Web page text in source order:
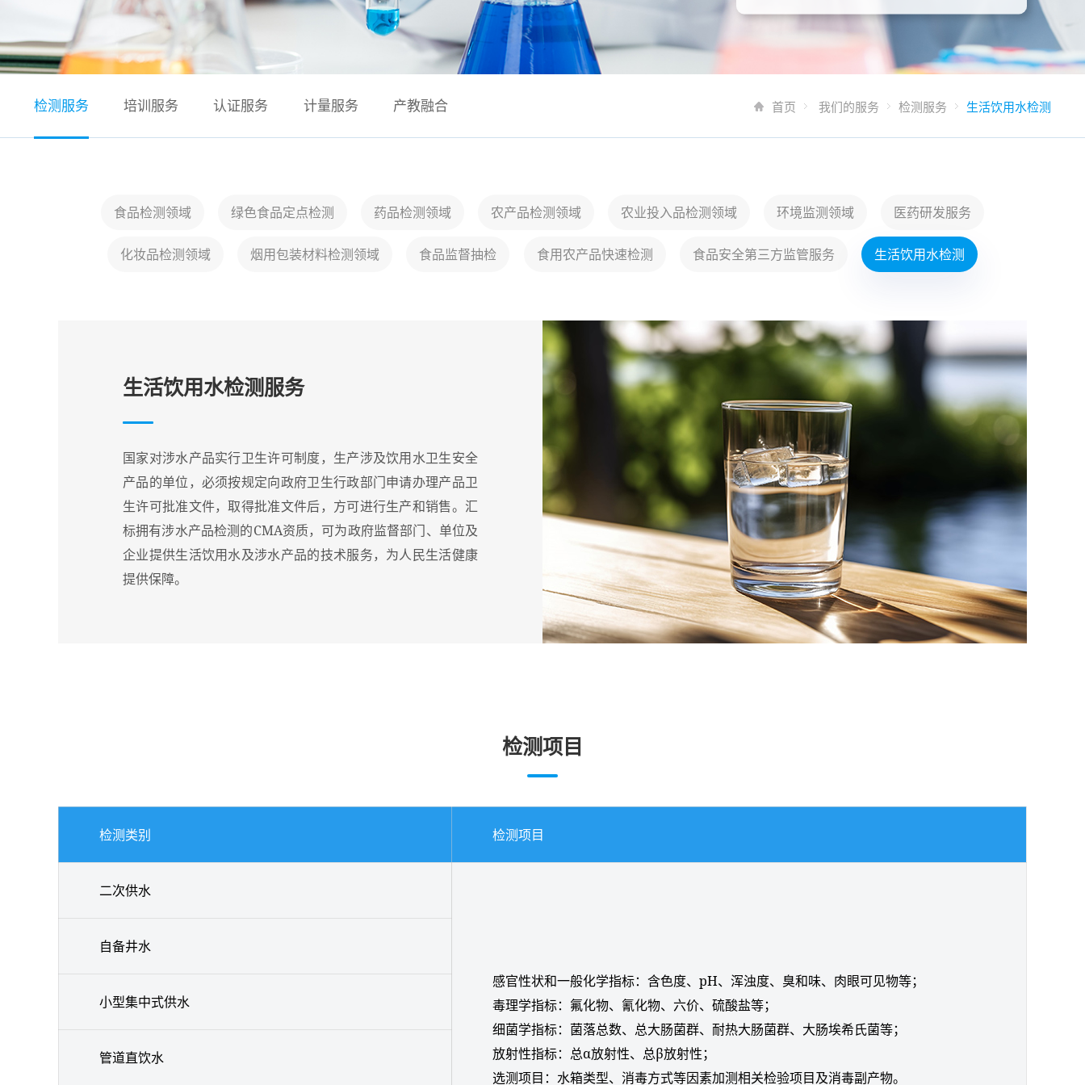
首页 我们的服务 检测服务 生活饮用水检测
检测服务 培训服务 认证服务 计量服务 产教融合
食品检测领域 绿色食品定点检测 药品检测领域 农产品检测领域 农业投入品检测领域 环境监测领域 医药研发服务
化妆品检测领域 烟用包装材料检测领域 食品监督抽检 食用农产品快速检测 食品安全第三方监管服务 生活饮用水检测
生活饮用水检测服务
国家对涉水产品实行卫生许可制度，生产涉及饮用水卫生安全
产品的单位，必须按规定向政府卫生行政部门申请办理产品卫
生许可批准文件，取得批准文件后，方可进行生产和销售。汇
标拥有涉水产品检测的CMA资质，可为政府监督部门、单位及
企业提供生活饮用水及涉水产品的技术服务，为人民生活健康
提供保障。
检测项目
检测类别 检测项目
二次供水
感官性状和一般化学指标：含色度、pH、浑浊度、臭和味、肉眼可见物等；
毒理学指标：氟化物、氰化物、六价、硫酸盐等；
细菌学指标：菌落总数、总大肠菌群、耐热大肠菌群、大肠埃希氏菌等；
放射性指标：总α放射性、总β放射性；
选测项目：水箱类型、消毒方式等因素加测相关检验项目及消毒副产物。
自备井水
小型集中式供水
管道直饮水